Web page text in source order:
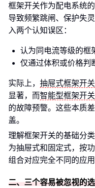
框架开关作为配电系统
导致频繁跳闸、保护失
入两个认知误区：
认为同电流等级的框
仅通过体积或价格判
实际上， 抽屉式框架开关
显著，而智能型框架开关
的故障预警。这些本质
盖。
理解框架开关的基础分
为抽屉式和固定式，按
组合对应完全不同的应
二、三个容易被忽视的